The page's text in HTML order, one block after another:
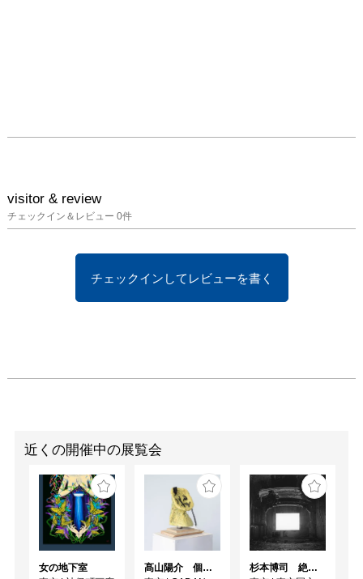
visitor & review
チェックイン＆レビュー 0件
チェックインしてレビューを書く
近くの開催中の展覧会
女の地下室
髙山陽介 個展 「昨日または今日あるいは明日」
杉本博司 絶滅写真